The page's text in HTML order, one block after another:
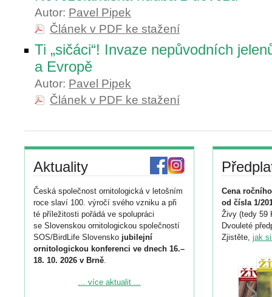
Autor: Pavel Pipek
Článek v PDF ke stažení
Ti „sičáci“! Invaze nepůvodních
a Evropě
Autor: Pavel Pipek
Článek v PDF ke stažení
Aktuality
Česká společnost ornitologická v letošním
roce slaví 100. výročí svého vzniku a při
té příležitosti pořádá ve spolupráci
se Slovenskou ornitologickou společností
SOS/BirdLife Slovensko jubilejní
ornitologickou konferenci ve dnech 16.–
18. 10. 2026 v Brně.
Podrobnější informace ke konferenci
... více aktualit ...
Cena
od čísla 1/
Živy (tedy 59
Dvouleté
Zjistěte, jak